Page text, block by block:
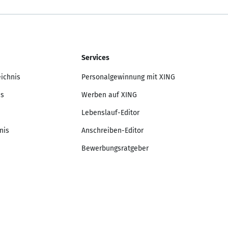
Services
Personalgewinnung mit XING
Werben auf XING
Lebenslauf-Editor
Anschreiben-Editor
Bewerbungsratgeber